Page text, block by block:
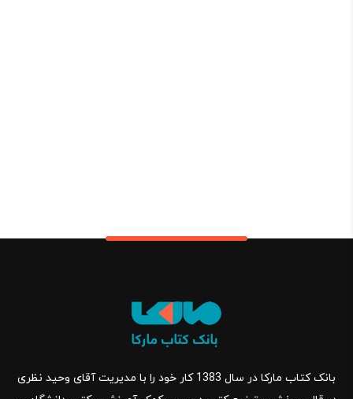
بانک کتاب مارکا در سال 1383 کار خود را با مدیریت آقای وحید نظری